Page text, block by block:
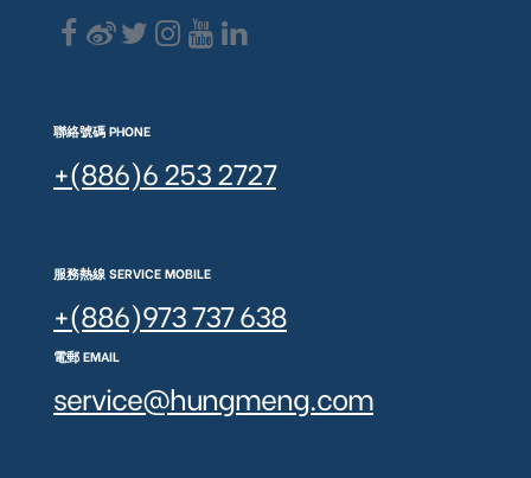
聯絡號碼 PHONE
+(886)6 253 2727
服務熱線 SERVICE MOBILE
+(886)973 737 638
電郵 EMAIL
service@hungmeng.com